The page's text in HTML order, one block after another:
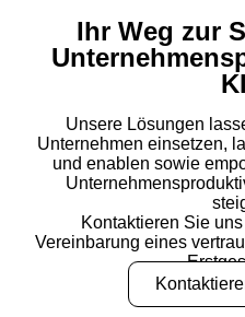
Ihr Weg zur
Unsere Lösungen
Unternehmen einsetzen,
und enablen sowie
Kontaktieren Sie
Vereinbarung eines